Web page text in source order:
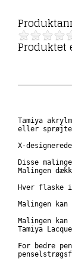
Produktet
Tamiya
eller
X-
Disse
Malingen
Hver flaske
Malingen
Malingen
Tamiya
For bedre